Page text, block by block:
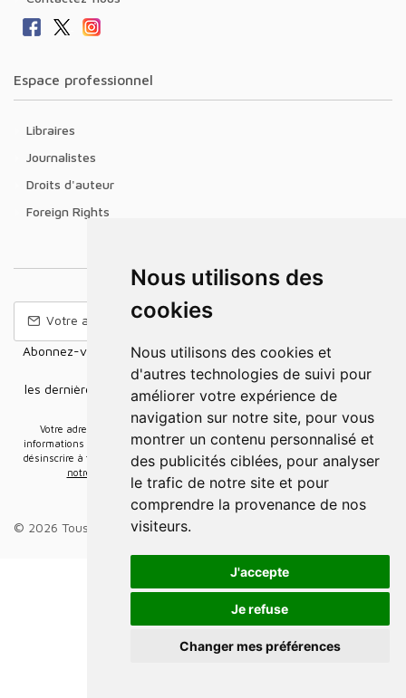
Nous utilisons des
cookies
Nous utilisons des cookies et
d'autres technologies de suivi pour
améliorer votre expérience de
navigation sur notre site, pour vous
montrer un contenu personnalisé et
des publicités ciblées, pour analyser
le trafic de notre site et pour
comprendre la provenance de nos
visiteurs.
J'accepte
Je refuse
Changer mes préférences
Espace professionnel
Libraires
Journalistes
Droits d'auteur
Foreign Rights
Abonnez-vous à notre Newsletter pour recevoir nos nouvelles
offres,
les dernières nouvelles, des informations sur les ventes et les
Votre adresse e-mail sera uniquement utilisée pour vous envoyer des
informations sur les actualités relatives au groupe Elidia. Vous pouvez vous
désinscrire à tout moment. Pour plus d’informations, cliquez ici Retrouvez ici
notre politique de protection de vos données personnelles
© 2026 Tous droits réservés.Groupe Elidia